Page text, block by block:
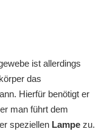
ist allerdings
das
Hierfür benötigt er
man führt dem
speziellen Lampe zu.